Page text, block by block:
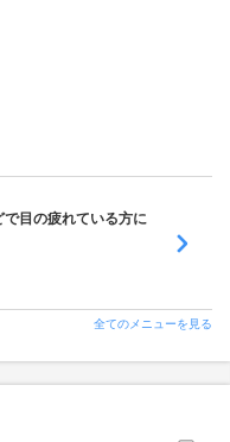
目の疲れている方に
全てのメニューを見る